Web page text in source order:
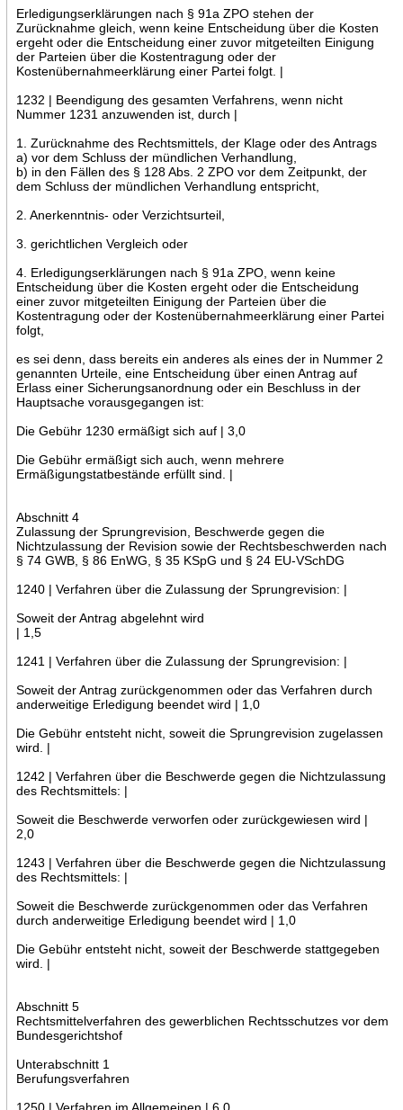
Erledigungserklärungen nach § 91a ZPO stehen der
Zurücknahme gleich, wenn keine Entscheidung über die Kosten
ergeht oder die Entscheidung einer zuvor mitgeteilten Einigung
der Parteien über die Kostentragung oder der
Kostenübernahmeerklärung einer Partei folgt. |
1232 | Beendigung des gesamten Verfahrens, wenn nicht
Nummer 1231 anzuwenden ist, durch |
1. Zurücknahme des Rechtsmittels, der Klage oder des Antrags
a) vor dem Schluss der mündlichen Verhandlung,
b) in den Fällen des § 128 Abs. 2 ZPO vor dem Zeitpunkt, der
dem Schluss der mündlichen Verhandlung entspricht,
2. Anerkenntnis- oder Verzichtsurteil,
3. gerichtlichen Vergleich oder
4. Erledigungserklärungen nach § 91a ZPO, wenn keine
Entscheidung über die Kosten ergeht oder die Entscheidung
einer zuvor mitgeteilten Einigung der Parteien über die
Kostentragung oder der Kostenübernahmeerklärung einer Partei
folgt,
es sei denn, dass bereits ein anderes als eines der in Nummer 2
genannten Urteile, eine Entscheidung über einen Antrag auf
Erlass einer Sicherungsanordnung oder ein Beschluss in der
Hauptsache vorausgegangen ist:
Die Gebühr 1230 ermäßigt sich auf | 3,0
Die Gebühr ermäßigt sich auch, wenn mehrere
Ermäßigungstatbestände erfüllt sind. |
Abschnitt 4
Zulassung der Sprungrevision, Beschwerde gegen die
Nichtzulassung der Revision sowie der Rechtsbeschwerden nach
§ 74 GWB, § 86 EnWG, § 35 KSpG und § 24 EU-VSchDG
1240 | Verfahren über die Zulassung der Sprungrevision: |
Soweit der Antrag abgelehnt wird
| 1,5
1241 | Verfahren über die Zulassung der Sprungrevision: |
Soweit der Antrag zurückgenommen oder das Verfahren durch
anderweitige Erledigung beendet wird | 1,0
Die Gebühr entsteht nicht, soweit die Sprungrevision zugelassen
wird. |
1242 | Verfahren über die Beschwerde gegen die Nichtzulassung
des Rechtsmittels: |
Soweit die Beschwerde verworfen oder zurückgewiesen wird |
2,0
1243 | Verfahren über die Beschwerde gegen die Nichtzulassung
des Rechtsmittels: |
Soweit die Beschwerde zurückgenommen oder das Verfahren
durch anderweitige Erledigung beendet wird | 1,0
Die Gebühr entsteht nicht, soweit der Beschwerde stattgegeben
wird. |
Abschnitt 5
Rechtsmittelverfahren des gewerblichen Rechtsschutzes vor dem
Bundesgerichtshof
Unterabschnitt 1
Berufungsverfahren
1250 | Verfahren im Allgemeinen | 6,0